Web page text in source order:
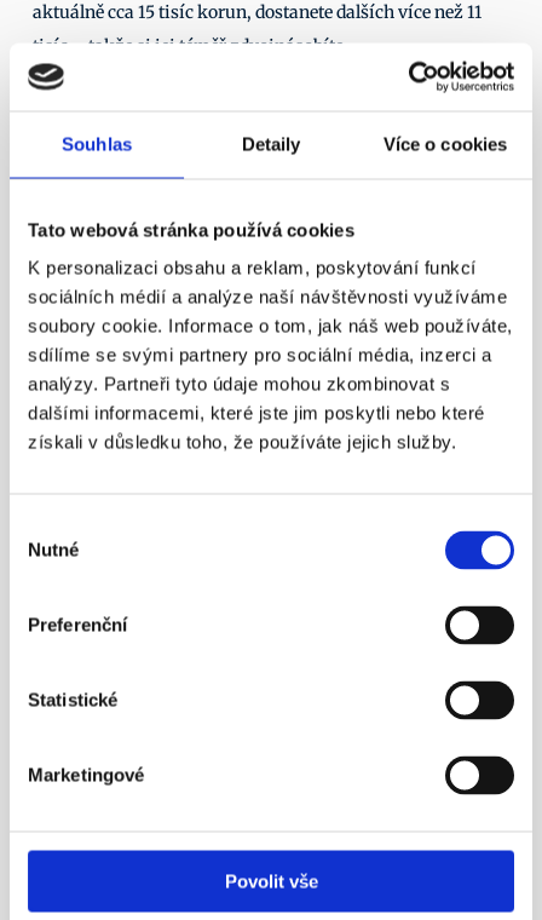
Souhlas Detaily Více o cookies
Tato webová stránka používá cookies
K personalizaci obsahu a reklam, poskytování funkcí
sociálních médií a analýze naší návštěvnosti využíváme
soubory cookie. Informace o tom, jak náš web používáte,
sdílíme se svými partnery pro sociální média, inzerci a
analýzy. Partneři tyto údaje mohou zkombinovat s
dalšími informacemi, které jste jim poskytli nebo které
získali v důsledku toho, že používáte jejich služby.
souhlasu
Nutné
Preferenční
Statistické
Marketingové
Povolit vše
aktuálně cca 15 tisíc korun, dostanete dalších více než 11
tisíc – takže si jej téměř zdvojnásobíte.
Pokud by někdo čekal, že nový ÚDI bude zvýhodněn
vstoupit v platnost novela zákona o kapitálovém trhu, se
zvýhodněných příspěvků odčitatelných od základu daně
nastaví shodně na 48 tisíc Kč ročně. Současně také limit 50
tisíc korun daňově podporovaných příspěvků od
zaměstnavatele půjde využít pro oba produkty.
K novému produktu ÚDI se vyjádřil i Aleš Poklop,
prezident Asociace penzijních společností ČR: „Výhoda
účtu dlouhodobých investic má být podle vlády v tom, že
osm let nabízí doplňkové penzijní spoření. Proto se s ním na
Čechů.
11. 4. 2016